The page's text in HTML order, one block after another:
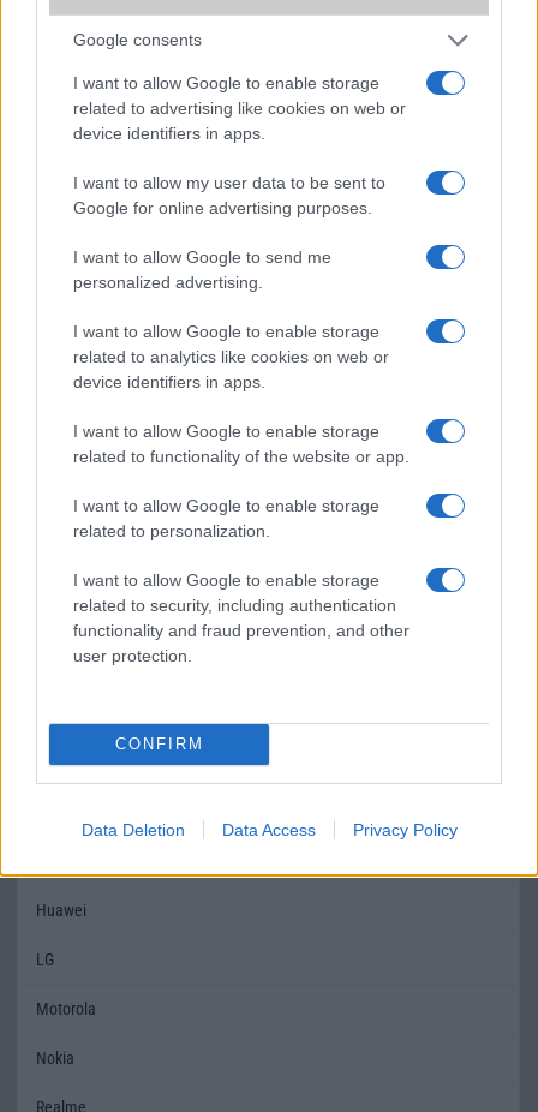
Google consents
I want to allow Google to enable storage
related to advertising like cookies on web or
device identifiers in apps.
I want to allow my user data to be sent to
Google for online advertising purposes.
I want to allow Google to send me
personalized advertising.
I want to allow Google to enable storage
related to analytics like cookies on web or
device identifiers in apps.
I want to allow Google to enable storage
related to functionality of the website or app.
I want to allow Google to enable storage
related to personalization.
I want to allow Google to enable storage
related to security, including authentication
functionality and fraud prevention, and other
user protection.
CONFIRM
Data Deletion Data Access Privacy Policy
Az A21s igen méretes telepet kapott, 5000 milliamperórás az
akkumulátor. Ez 8-9,5 órás kijelzőidőre futotta, ami nagyon
jónak számít! A töltési idő még a 15 wattos gyorstöltővel sem
túl gyors, 2 óra körüli időket mértem a 20-97 töltésen, de a
legtöbb ember úgyis éjszaka tölti a mobilját. Az A21s-t
ráadásul elég csak két éjszakánként árammal etetni, szóval
ebbe abszolút nem tudok belekötni, az akkumulátor
tulajdonságai teljes mértékben korrektnek mondhatók. A
Samsung Galaxy A21s ára 70 ezer körül alakult a teszt
írásakor. Alapjában véve meg voltam elégedve a mobillal, a
kamera szegényes mennyiségű funkcióit és a kijelzőt
Az oldal Instagramjára kikerült egy story, amiben arra kértelek
titeket, hogy tegyetek fel kérdéseket a telefonnal
kapcsolatban. Kérdés ugyan nem érkezett, de szeretném
felhívni a figyelmet a @telefon_guru Instagram oldalunkra,
ahol jelezni tudjuk, milyen tesztre lehet számítani a
az adott termékkel kapcsolatban.
Írta: Herskovits Gábor
MOBILTELEFON MÁRKÁK
Huawei
LG
Motorola
Nokia
Realme